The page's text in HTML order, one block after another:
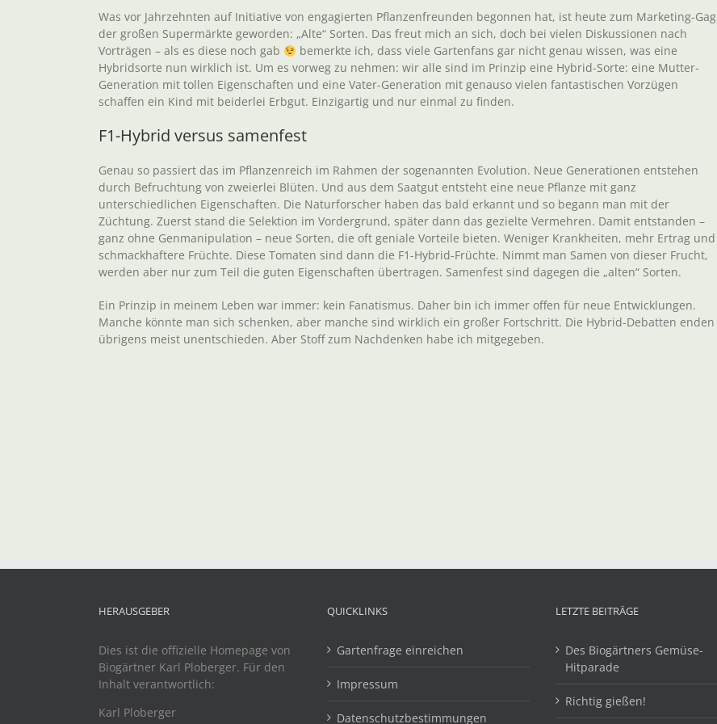
Was vor Jahrzehnten auf Initiative von engagierten Pflanzenfreunden begonnen hat, ist heute zum Marketing-Gag
der großen Supermärkte geworden: „Alte“ Sorten. Das freut mich an sich, doch bei vielen Diskussionen nach
Vorträgen – als es diese noch gab
bemerkte ich, dass viele Gartenfans gar nicht genau wissen, was eine
Hybridsorte nun wirklich ist. Um es vorweg zu nehmen: wir alle sind im Prinzip eine Hybrid-Sorte: eine Mutter-
Generation mit tollen Eigenschaften und eine Vater-Generation mit genauso vielen fantastischen Vorzügen
schaffen ein Kind mit beiderlei Erbgut. Einzigartig und nur einmal zu finden.
F1-Hybrid versus samenfest
Genau so passiert das im Pflanzenreich im Rahmen der sogenannten Evolution. Neue Generationen entstehen
durch Befruchtung von zweierlei Blüten. Und aus dem Saatgut entsteht eine neue Pflanze mit ganz
unterschiedlichen Eigenschaften. Die Naturforscher haben das bald erkannt und so begann man mit der
Züchtung. Zuerst stand die Selektion im Vordergrund, später dann das gezielte Vermehren. Damit entstanden –
ganz ohne Genmanipulation – neue Sorten, die oft geniale Vorteile bieten. Weniger Krankheiten, mehr Ertrag und
schmackhaftere Früchte. Diese Tomaten sind dann die F1-Hybrid-Früchte. Nimmt man Samen von dieser Frucht,
werden aber nur zum Teil die guten Eigenschaften übertragen. Samenfest sind dagegen die „alten“ Sorten.
Ein Prinzip in meinem Leben war immer: kein Fanatismus. Daher bin ich immer offen für neue Entwicklungen.
Manche könnte man sich schenken, aber manche sind wirklich ein großer Fortschritt. Die Hybrid-Debatten enden
übrigens meist unentschieden. Aber Stoff zum Nachdenken habe ich mitgegeben.
HERAUSGEBER
Dies ist die offizielle Homepage von
Biogärtner Karl Ploberger. Für den
Inhalt verantwortlich:
Karl Ploberger
QUICKLINKS
Gartenfrage einreichen
Impressum
Datenschutzbestimmungen
LETZTE BEITRÄGE
Des Biogärtners Gemüse-
Hitparade
Richtig gießen!